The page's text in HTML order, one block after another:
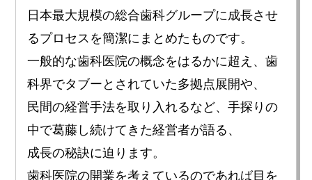
日本最大規模の総合歯科グループに成長させ
るプロセスを簡潔にまとめたものです。
一般的な歯科医院の概念をはるかに超え、歯
科界でタブーとされていた多拠点展開や、
民間の経営手法を取り入れるなど、手探りの
中で葛藤し続けてきた経営者が語る、
成長の秘訣に迫ります。
歯科医院の開業を考えているのであれば目を